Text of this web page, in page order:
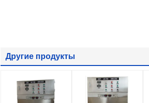
Другие продукты